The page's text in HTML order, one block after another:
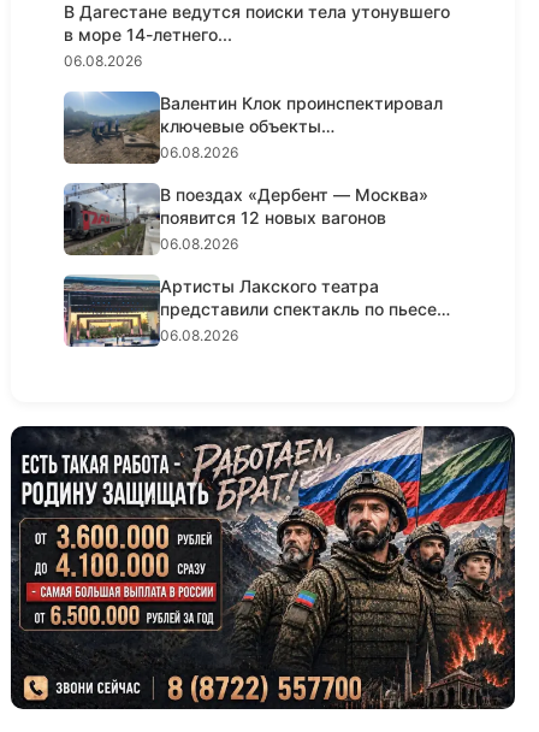
В Дагестане ведутся поиски тела утонувшего
в море 14-летнего...
06.08.2026
Валентин Клок проинспектировал
ключевые объекты
водоснабжени...
06.08.2026
В поездах «Дербент — Москва»
появится 12 новых вагонов
06.08.2026
Артисты Лакского театра
представили спектакль по пьесе
Шексп...
06.08.2026